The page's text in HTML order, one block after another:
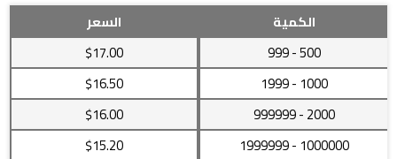
الكمية
السعر
500
- 999
$17.00
1000
- 1999
$16.50
2000
- 999999
$16.00
1000000
- 1999999
$15.20
للأطارات
الصغيرة
بجودة
quantity